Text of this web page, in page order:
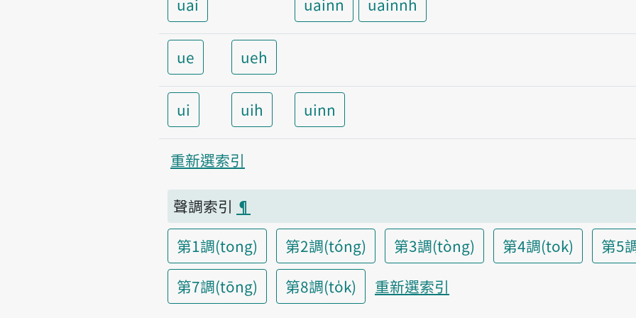
ue ueh
ui uih uinn
重新選索引
聲調索引 ¶
第1調(tong)
第2調(tóng) 第3調(tòng) 第4調(tok)
第5
第7調(tōng)
第8調(to̍k) 重新選索引